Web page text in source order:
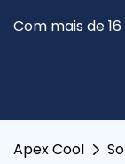
Com mais de
Apex Cool